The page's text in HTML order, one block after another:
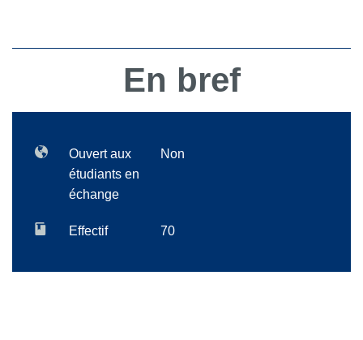
En bref
Ouvert aux
étudiants en
échange
Non
Effectif 70